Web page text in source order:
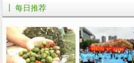
┃ 每日推荐